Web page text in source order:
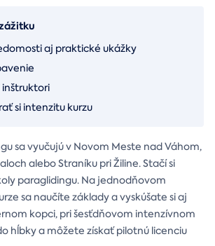
aj praktické ukážky
inštruktori
si intenzitu kurzu
sa vyučujú v Novom Meste nad Váhom,
alebo Straníku pri Žiline. Stačí si
paraglidingu. Na jednodňovom
sa naučíte základy a vyskúšate si aj
kopci, pri šesťdňovom intenzívnom
hĺbky a môžete získať pilotnú licenciu